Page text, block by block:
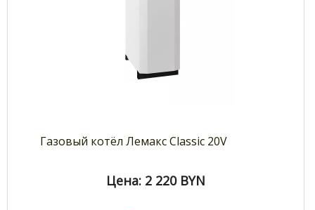
Газовый котёл Лемакс Classic 20V
Цена: 2 220 BYN